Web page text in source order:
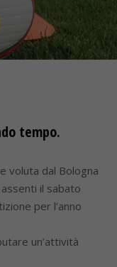
tempo.
voluta dal Bologna
il sabato
per l’anno
un’attività